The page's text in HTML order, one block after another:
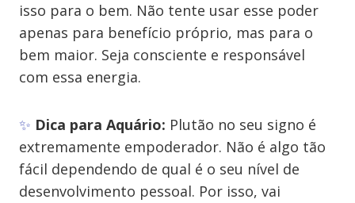
isso para o bem. Não tente usar esse poder
apenas para benefício próprio, mas para o
bem maior. Seja consciente e responsável
com essa energia.
✨ Dica para Aquário: Plutão no seu signo é
extremamente empoderador. Não é algo tão
fácil dependendo de qual é o seu nível de
desenvolvimento pessoal. Por isso, vai